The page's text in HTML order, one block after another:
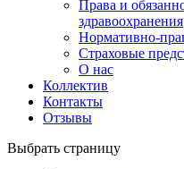
Права и
здравоохранения
Нормативно-
Страховые
О нас
Коллектив
Контакты
Отзывы
Выбрать страницу